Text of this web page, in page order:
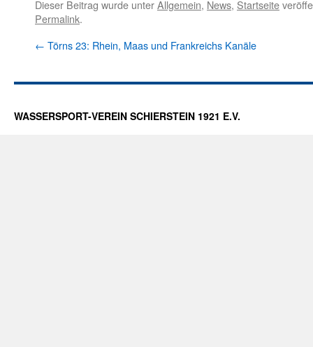
Dieser Beitrag wurde unterAllgemein, News, Startseite
Permalink.
← Törns 23: Rhein, Maas und Frankreichs Kanäle
WASSERSPORT-VEREIN SCHIERSTEIN 1921 E.V.